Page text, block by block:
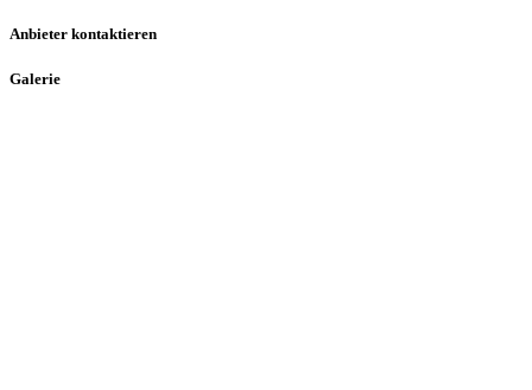
Anbieter kontaktieren
Galerie